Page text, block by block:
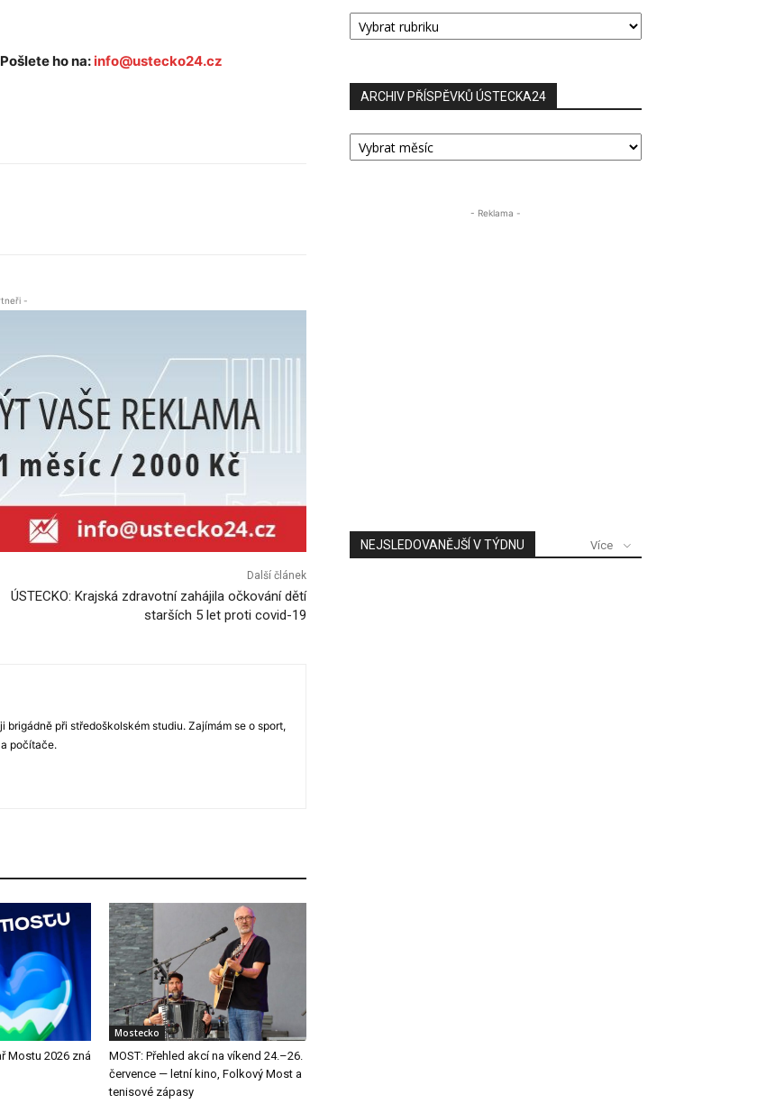
ho na: info@ustecko24.cz
-
Další článek
ÚSTECKO: Krajská zdravotní zahájila očkování dětí
starších 5 let proti covid-19
brigádně při středoškolském studiu. Zajímám se o sport,
počítače.
Mostu 2026 zná
Mostecko
MOST: Přehled akcí na víkend 24.–26.
července — letní kino, Folkový Most a
tenisové zápasy
RUBRIKY
PŘÍSPĚVKŮ
ARCHIV PŘÍSPĚVKŮ ÚSTECKA24
ARCHIV
PŘÍSPĚVKŮ
- Reklama -
NEJSLEDOVANĚJŠÍ V TÝDNU Více